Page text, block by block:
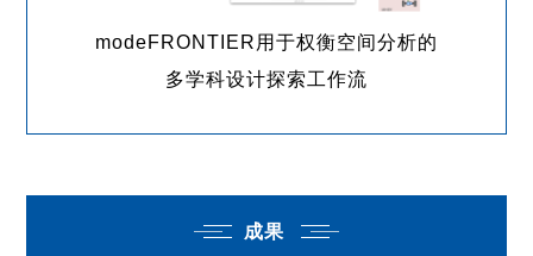
modeFRONTIER用于权衡空间分析的
多学科设计探索工作流
成果